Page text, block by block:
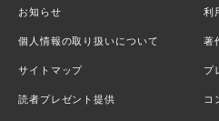
お知らせ 利
個人情報の取り扱いについて 著
サイトマップ プ
読者プレゼント提供 コ